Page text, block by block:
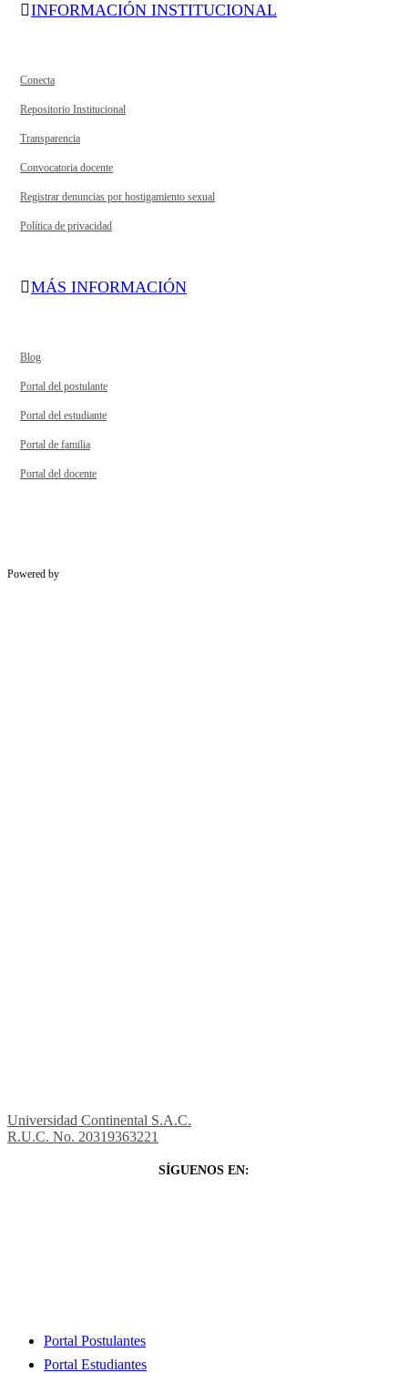
INFORMACIÓN INSTITUCIONAL
Conecta
Repositorio Institucional
Transparencia
Convocatoria docente
Registrar denuncias por hostigamiento sexual
Política de privacidad
MÁS INFORMACIÓN
Blog
Portal del postulante
Portal del estudiante
Portal de familia
Portal del docente
Powered by
Universidad Continental S.A.C.
R.U.C. No. 20319363221
SÍGUENOS EN:
Close
Portal Postulantes
Portal Estudiantes